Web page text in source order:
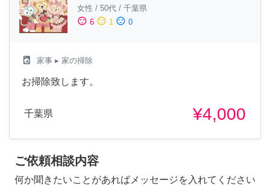
女性 / 50代 / 千葉県
sentiment_satisfied 6 sentiment_neutral 1 sentiment_dissatisfied 0
local_laundry_service 家事 ▸ 家の掃除
お掃除致します。
千葉県 ¥4,000
ご依頼相談内容
何か聞きたいことがあればメッセージを入れてください